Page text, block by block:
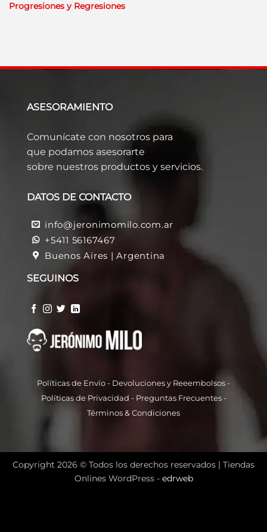
Progresiones y Regresiones
ASESORAMIENTO
Comunícate con nosotros para
que podamos asesorarte
sobre nuestros productos y servicios.
DATOS DE CONTACTO
info@jeronimomilo.com.ar
+5411 56167467
Buenos Aires | Argentina
SEGUINOS
Políticas de Envío - Devoluciones y Reeembolsos -
Políticas de Privacidad - Preguntas Frecuentes-
Términos & Condiciones
Copyright 2026 © Todos los derechos reservados | Tiendas
Onlines WordPress - edrweb